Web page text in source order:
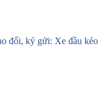
ký gửi: Xe đầu